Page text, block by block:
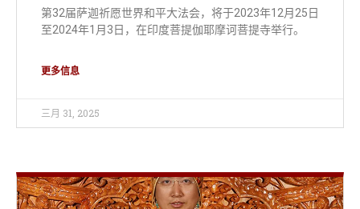
第32届萨迦祈愿世界和平大法会，将于2023年12月25日
至2024年1月3日，在印度菩提伽耶摩诃菩提寺举行。
更多信息
三月 31, 2025
外部法讯